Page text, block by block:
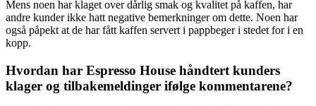
Mens noen har klaget over dårlig smak og kvalitet på kaffen, har
andre kunder ikke hatt negative bemerkninger om dette. Noen har
også påpekt at de har fått kaffen servert i pappbeger i stedet for i en
kopp.
Hvordan har Espresso House håndtert kunders
klager og tilbakemeldinger ifølge kommentarene?